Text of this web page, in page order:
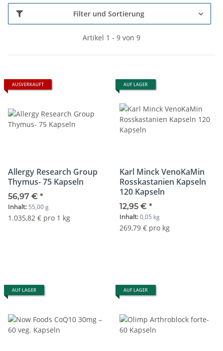
Filter und Sortierung
Artikel 1 - 9 von 9
AUSVERKAUFT
Allergy Research Group
Thymus- 75 Kapseln
56,97 € *
Inhalt: 55,00 g
1.035,82 € pro 1 kg
AUF LAGER
Karl Minck VenoKaMin
Rosskastanien Kapseln
120 Kapseln
12,95 € *
Inhalt: 0,05 kg
269,79 € pro kg
AUF LAGER AUF LAGER